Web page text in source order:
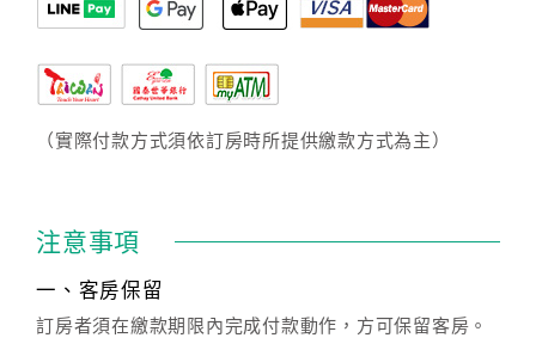
（實際付款方式須依訂房時所提供繳款方式為主）
注意事項
一、客房保留
訂房者須在繳款期限內完成付款動作，方可保留客房。